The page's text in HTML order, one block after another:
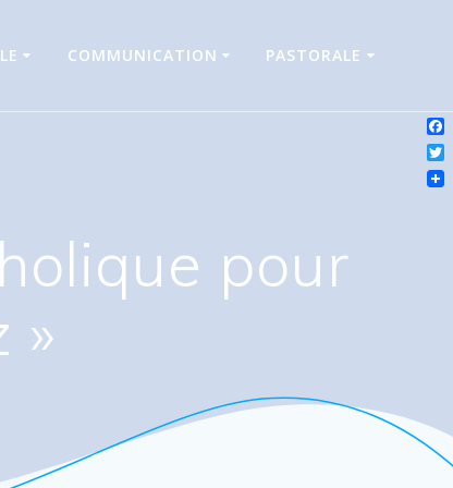
COMMUNICATION PASTORALE
pour
»